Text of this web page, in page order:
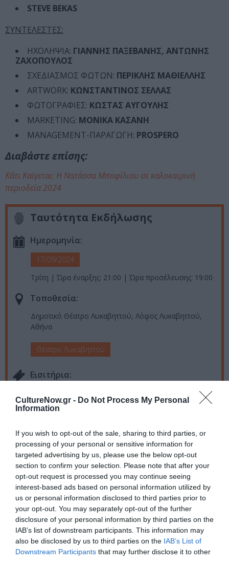
CultureNow.gr - Do Not Process My Personal
Information
If you wish to opt-out of the sale, sharing to third parties, or
processing of your personal or sensitive information for
targeted advertising by us, please use the below opt-out
section to confirm your selection. Please note that after your
opt-out request is processed you may continue seeing
interest-based ads based on personal information utilized by
us or personal information disclosed to third parties prior to
your opt-out. You may separately opt-out of the further
disclosure of your personal information by third parties on the
IAB’s list of downstream participants. This information may
also be disclosed by us to third parties on the IAB’s List of
Downstream Participants that may further disclose it to other
STEVE BEKAS
ΣΥΝΤΕΛΕΣΤΕΣ:
ΗΧΟΛΗΨΙΑ: ΓΙΑΝΝΗΣ ΠΑΞΕΒΑΝΗΣ, ΑΝΤΩΝΗΣ
ΖΑΧΟΠΟΥΛΟΣ
ΣΧΕΔΙΑΣΜΟΣ ΦΩΤΩΝ: ΠΕΡΙΚΛΗΣ ΜΑΘΙΕΛΛΗΣ
ARTWORK: ΚΩΝΣΤΑΝΤΙΝΟΣ ΣΕΛΛΑΣ
ΦΩΤΟΓΡΑΦΙΕΣ: ΚΩΣΤΑΣ ΑΥΓΟΥΛΗΣ
MARKETING: ΜΟΝΙΚΑ ΚΑΣΑΝΗ
MANAGEMENT-ΠΑΡΑΓΩΓΗ: PROSPERO
Διαβάστε επίσης:
Κάτι Καίγεται: Η Νατάσσα Μποφίλιου σε καλοκαιρινή
περιοδεία 2024
Ταυτότητα Εκδήλωσης
Ημερομηνία:
17/09/2024
Τρίτη | Ώρα έναρξης: 21:00 | Ώρα προσέλευσης: 19:00
Τοποθεσία:
Δημοτικό Θέατρο Λυκαβηττού, Λόφος Λυκαβηττού,
Αθήνα
Θέατρο Λυκαβηττού
Eισιτήρια:
Πληροφορίες / Κρατήσεις:
cultureisathens.gr
Ακολουθήστε το Culturenow.gr στο Google News
μάθετε πρώτοι όλες τις ειδήσεις
Δείτε όλα τατελευταία νέαγια την Τέχνη και τον
Πολιτισμό στοCulturenow.gr
Νέοι Διαγωνισμοί❯